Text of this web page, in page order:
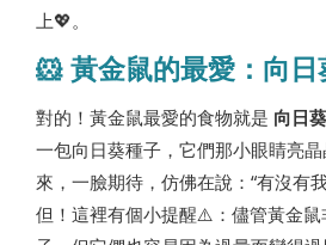
上💖。
🐹 黃金鼠的最愛：向
對的！黃金鼠最愛的食物就是 向日
一包向日葵種子，它們那小眼睛亮
來，一臉期待，仿佛在說：“有沒有
但！這裡有個小提醒⚠️：儘管黃金